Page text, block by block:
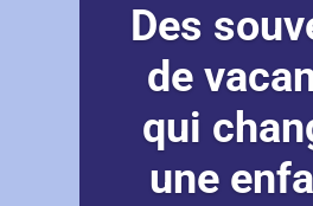
Des
de
qui
une